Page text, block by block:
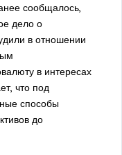
сообщалось,
дело о
в отношении
в интересах
что под
способы
до